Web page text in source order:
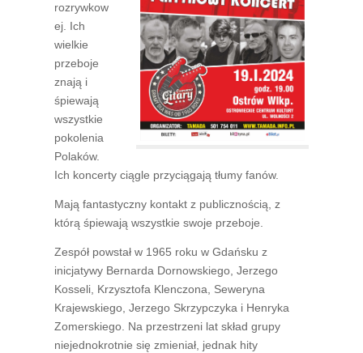
rozrywkow
ej. Ich
wielkie
przeboje
znają i
śpiewają
wszystkie
pokolenia
Polaków.
Ich koncerty ciągle przyciągają tłumy fanów.
Mają fantastyczny kontakt z publicznością, z
którą śpiewają wszystkie swoje przeboje.
Zespół powstał w 1965 roku w Gdańsku z
inicjatywy Bernarda Dornowskiego, Jerzego
Kosseli, Krzysztofa Klenczona, Seweryna
Krajewskiego, Jerzego Skrzypczyka i Henryka
Zomerskiego. Na przestrzeni lat skład grupy
niejednokrotnie się zmieniał, jednak hity